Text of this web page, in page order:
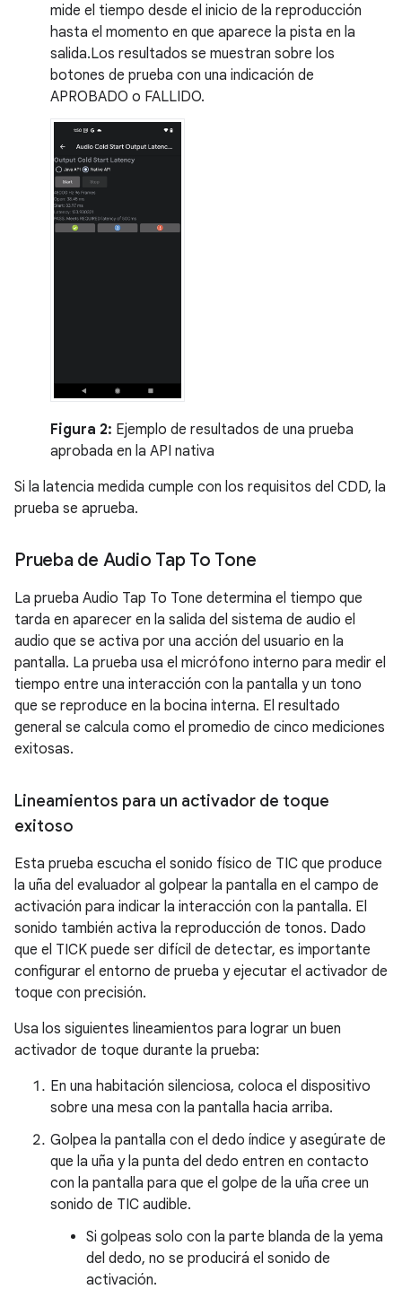
mide el tiempo desde el inicio de la reproducción
hasta el momento en que aparece la pista en la
salida.Los resultados se muestran sobre los
botones de prueba con una indicación de
APROBADO o FALLIDO.
Figura 2: Ejemplo de resultados de una prueba
aprobada en la API nativa
Si la latencia medida cumple con los requisitos del CDD, la
prueba se aprueba.
Prueba de Audio Tap To Tone
La prueba Audio Tap To Tone determina el tiempo que
tarda en aparecer en la salida del sistema de audio el
audio que se activa por una acción del usuario en la
pantalla. La prueba usa el micrófono interno para medir el
tiempo entre una interacción con la pantalla y un tono
que se reproduce en la bocina interna. El resultado
general se calcula como el promedio de cinco mediciones
exitosas.
Lineamientos para un activador de toque
exitoso
Esta prueba escucha el sonido físico de TIC que produce
la uña del evaluador al golpear la pantalla en el campo de
activación para indicar la interacción con la pantalla. El
sonido también activa la reproducción de tonos. Dado
que el TICK puede ser difícil de detectar, es importante
configurar el entorno de prueba y ejecutar el activador de
toque con precisión.
Usa los siguientes lineamientos para lograr un buen
activador de toque durante la prueba:
En una habitación silenciosa, coloca el dispositivo
sobre una mesa con la pantalla hacia arriba.
Golpea la pantalla con el dedo índice y asegúrate de
que la uña y la punta del dedo entren en contacto
con la pantalla para que el golpe de la uña cree un
sonido de TIC audible.
Si golpeas solo con la parte blanda de la yema
del dedo, no se producirá el sonido de
activación.